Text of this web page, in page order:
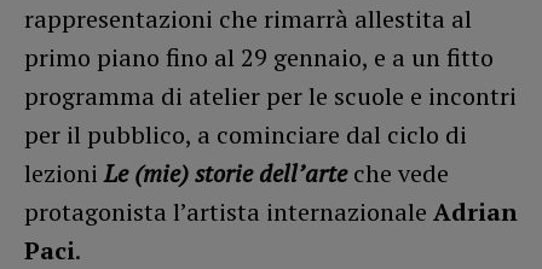
rappresentazioni che rimarrà allestita al
primo piano fino al 29 gennaio, e a un fitto
programma di atelier per le scuole e incontri
per il pubblico, a cominciare dal ciclo di
lezioniLe (mie) storie dell’arteche vede
protagonista l’artista internazionale Adrian
Paci.